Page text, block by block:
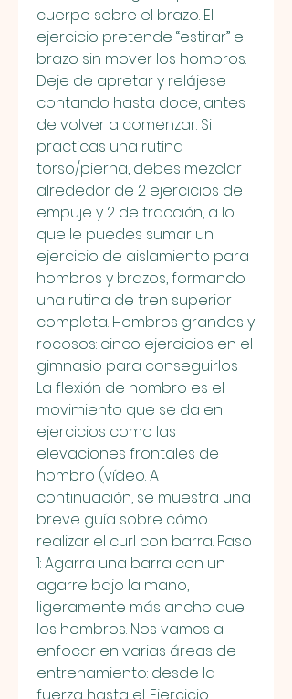
cuerpo sobre el brazo. El
ejercicio pretende “estirar” el
brazo sin mover los hombros.
Deje de apretar y relájese
contando hasta doce, antes
de volver a comenzar. Si
practicas una rutina
torso/pierna, debes mezclar
alrededor de 2 ejercicios de
empuje y 2 de tracción, a lo
que le puedes sumar un
ejercicio de aislamiento para
hombros y brazos, formando
una rutina de tren superior
completa. Hombros grandes y
rocosos: cinco ejercicios en el
gimnasio para conseguirlos
La flexión de hombro es el
movimiento que se da en
ejercicios como las
elevaciones frontales de
hombro (vídeo. A
continuación, se muestra una
breve guía sobre cómo
realizar el curl con barra. Paso
1: Agarra una barra con un
agarre bajo la mano,
ligeramente más ancho que
los hombros. Nos vamos a
enfocar en varias áreas de
entrenamiento: desde la
fuerza hasta el. Ejercicio